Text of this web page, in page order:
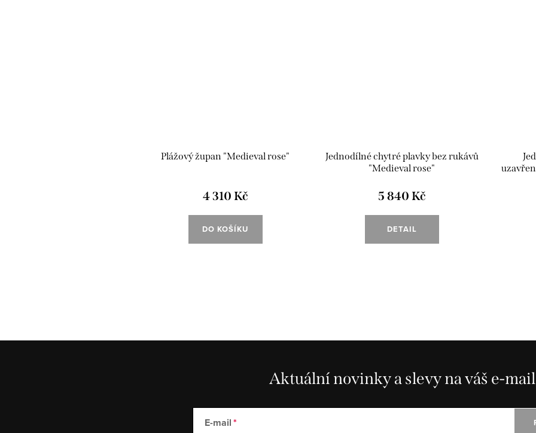
Plážový župan "Medieval rose"
4 310 Kč
DO KOŠÍKU
Jednodílné chytré plavky bez rukávů
"Medieval rose"
5 840 Kč
DETAIL
Aktuální novinky a slevy na váš e-mail
E-mail